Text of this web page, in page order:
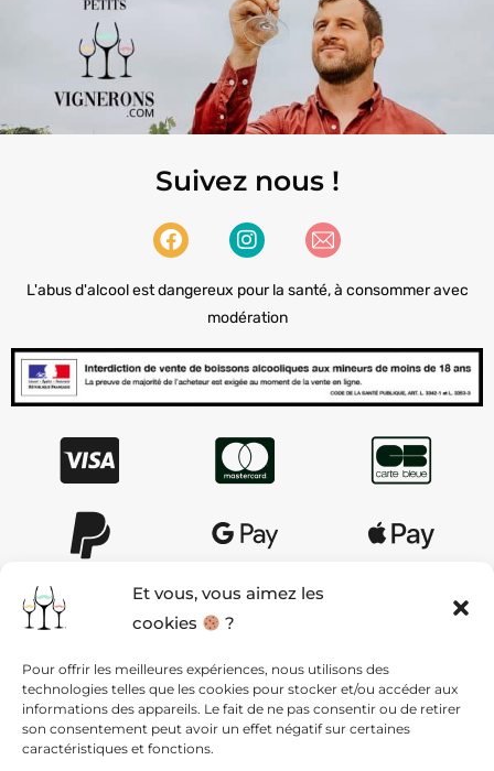
Et vous, vous aimez les
cookies
?
Pour offrir les meilleures expériences, nous utilisons des
technologies telles que les cookies pour stocker et/ou accéder aux
informations des appareils. Le fait de ne pas consentir ou de retirer
son consentement peut avoir un effet négatif sur certaines
caractéristiques et fonctions.
Suivez nous !
L'abus d'alcool est dangereux pour la santé, à consommer avec
modération
QUI SOMMES NOUS ?